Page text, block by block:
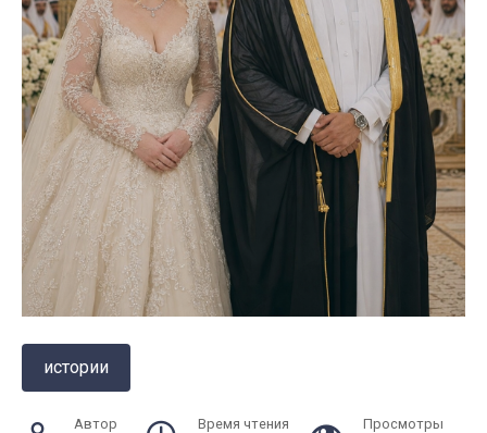
истории
Автор Время чтения Просмотры